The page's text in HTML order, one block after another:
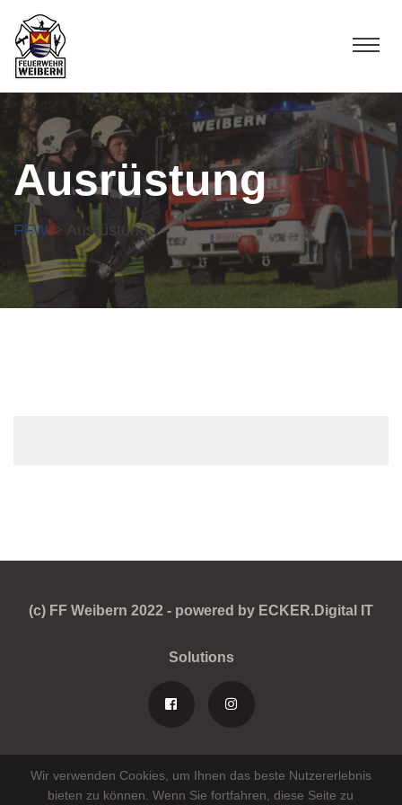
Ausrüstung
FFW> Ausrüstung
(c) FF Weibern 2022 - powered by ECKER.Digital IT
Solutions
Wir verwenden Cookies, um Ihnen das beste Nutzererlebnis
bieten zu können. Wenn Sie fortfahren, diese Seite zu